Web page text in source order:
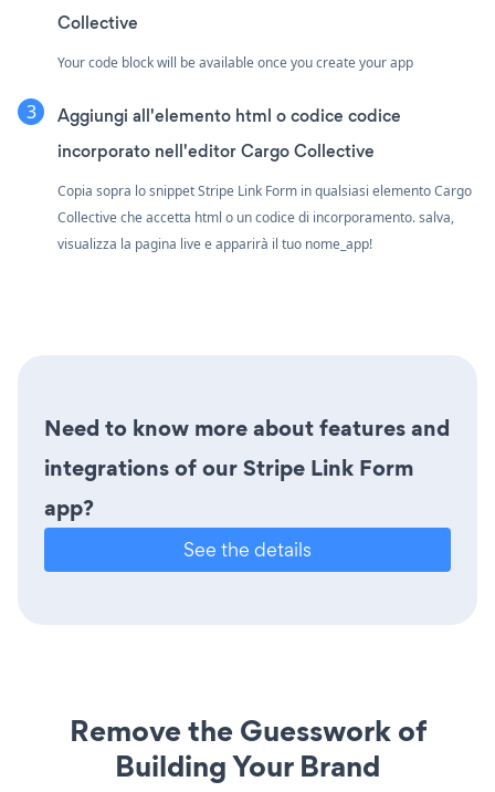
Collective
Your code block will be available once you create your app
Aggiungi all'elemento html o codice codice
incorporato nell'editor Cargo Collective
Copia sopra lo snippet Stripe Link Form in qualsiasi elemento Cargo
Collective che accetta html o un codice di incorporamento. salva,
visualizza la pagina live e apparirà il tuo nome_app!
Need to know more about features and
integrations of our Stripe Link Form
app?
See the details
Remove the Guesswork of
Building Your Brand